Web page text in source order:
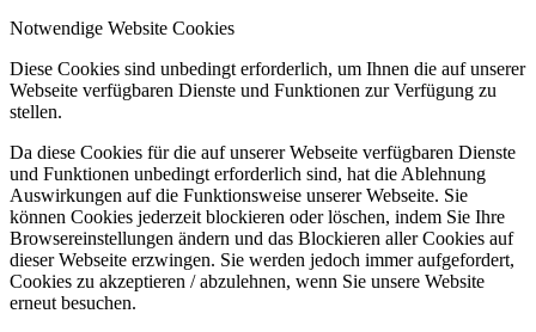
Notwendige Website Cookies
Diese Cookies sind unbedingt erforderlich, um Ihnen die auf unserer
Webseite verfügbaren Dienste und Funktionen zur Verfügung zu
stellen.
Da diese Cookies für die auf unserer Webseite verfügbaren Dienste
und Funktionen unbedingt erforderlich sind, hat die Ablehnung
Auswirkungen auf die Funktionsweise unserer Webseite. Sie
können Cookies jederzeit blockieren oder löschen, indem Sie Ihre
Browsereinstellungen ändern und das Blockieren aller Cookies auf
dieser Webseite erzwingen. Sie werden jedoch immer aufgefordert,
Cookies zu akzeptieren / abzulehnen, wenn Sie unsere Website
erneut besuchen.